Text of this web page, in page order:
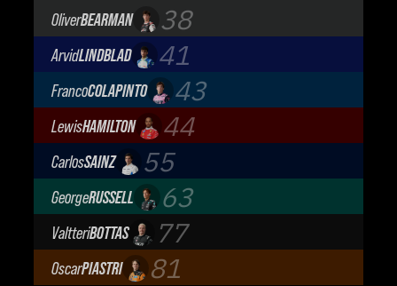
TGR Haas F1 Team
OliverBEARMAN 38
TGR Haas F1 Team
ArvidLINDBLAD 41
Visa Cash App Racing Bulls
FrancoCOLAPINTO 43
BWT Alpine Formula One Team
LewisHAMILTON 44
Scuderia Ferrari
CarlosSAINZ 55
Atlassian Williams F1 Team
GeorgeRUSSELL 63
Mercedes-AMG Petronas F1 Team
ValtteriBOTTAS 77
Cadillac Formula 1 Team
OscarPIASTRI 81